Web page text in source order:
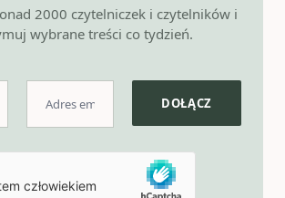
2000 czytelniczek i czytelników i
wybrane treści co tydzień.